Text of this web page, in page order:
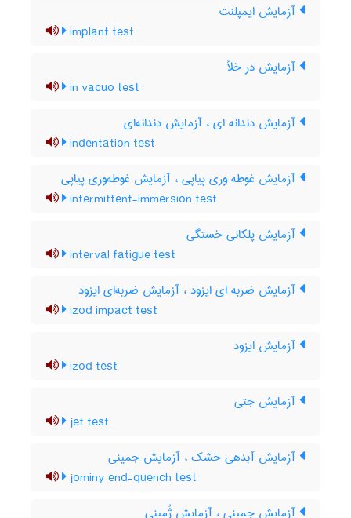
آزمایش ایمپلنت
implant test
آزمایش در خلأ
in vacuo test
آزمایش دندانه ای ، آزمایش دندانه‌ای
indentation test
آزمایش غوطه وری پیاپی ، آزمایش غوطه‌وری پیاپی
intermittent-immersion test
آزمایش پلکانی خستگی
interval fatigue test
آزمایش ضربه ای ایزود ، آزمایش ضربه‌ای ایزود
izod impact test
آزمایش ایزود
izod test
آزمایش جتی
jet test
آزمایش آبدهی خشک ، آزمایش جمینی
jominy end-quench test
آزمایش جمینی ، آزمایش ژُمینی